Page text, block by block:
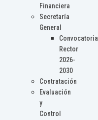
Financiera
Secretaría
General
Convocatoria
Rector
2026-
2030
Contratación
Evaluación
y
Control